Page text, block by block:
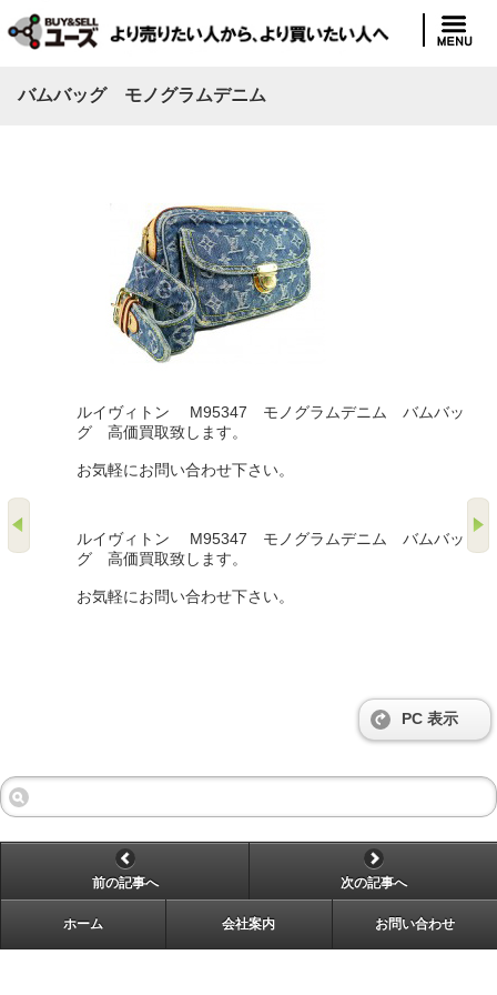
バムバッグ モノグラムデニム
ルイヴィトン M95347 モノグラムデニム バムバッ
グ 高価買取致します。
お気軽にお問い合わせ下さい。
ルイヴィトン M95347 モノグラムデニム バムバッ
グ 高価買取致します。
お気軽にお問い合わせ下さい。
PC 表示
前の記事へ 次の記事へ
ホーム 会社案内 お問い合わせ